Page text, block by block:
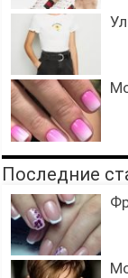
Последние